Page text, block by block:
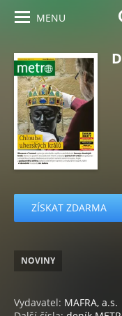
MENU
ZÍSKAT ZDARMA
NOVINY
Vydavatel: MAFRA, a.s.